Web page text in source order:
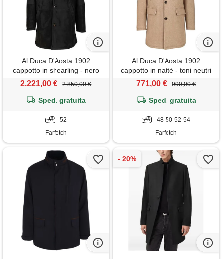
Al Duca D'Aosta 1902
cappotto in shearling - nero
2.221,00 € 2.850,00 €
Sped. gratuita
52
Farfetch
Al Duca D'Aosta 1902
cappotto in natté - toni neutri
771,00 € 990,00 €
Sped. gratuita
48-50-52-54
Farfetch